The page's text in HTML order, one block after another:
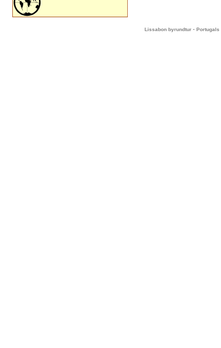
Lissabon byrundtur - Portugals